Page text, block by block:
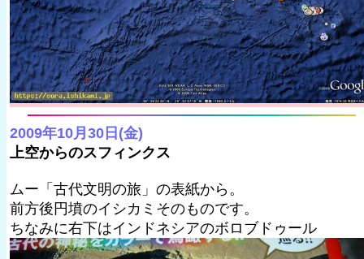
2009年10月30日(金)
上空からのスフィンクス
ムー「古代文明の旅」の表紙から。
前方後円墳のイシカミそのものです。
ちなみに右下はインドネシアのボロブドゥール